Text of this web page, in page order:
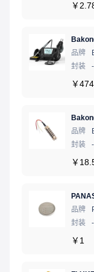
￥
品牌
封装
-
￥
品牌
封装
-
￥
品牌
封装
-
￥ 1